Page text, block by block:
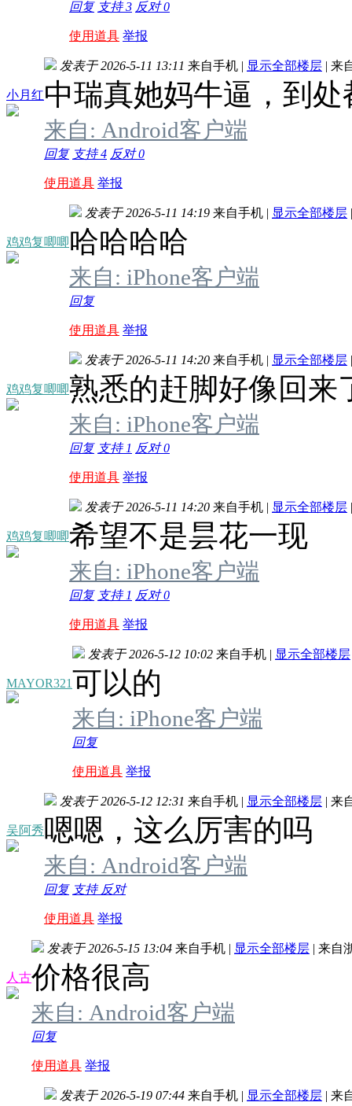
回复 支持3 反对0
使用道具 举报
小月红
发表于 2026-5-11 13:11 来自手机 | 显示全部楼层 | 来
中瑞真她妈牛逼，到
来自: Android客户端
回复 支持4 反对0
使用道具 举报
鸡鸡复唧唧
发表于 2026-5-11 14:19 来自手机 | 显示全部楼层 |
哈哈哈哈
来自: iPhone客户端
回复
使用道具 举报
鸡鸡复唧唧
发表于 2026-5-11 14:20 来自手机 | 显示全部楼层 |
熟悉的赶脚好像回来
来自: iPhone客户端
回复 支持 1 反对0
使用道具 举报
鸡鸡复唧唧
发表于 2026-5-11 14:20 来自手机 | 显示全部楼层 |
希望不是昙花一现
来自: iPhone客户端
回复 支持 1 反对0
使用道具 举报
MAYOR321
发表于 2026-5-12 10:02 来自手机 | 显示全部楼层
可以的
来自: iPhone客户端
回复
使用道具 举报
吴阿秀
发表于 2026-5-12 12:31 来自手机 | 显示全部楼层 | 来
嗯嗯，这么厉害的吗
来自: Android客户端
回复 支持 反对
使用道具 举报
人古
发表于 2026-5-15 13:04 来自手机 | 显示全部楼层 | 来自
价格很高
来自: Android客户端
回复
使用道具 举报
发表于 2026-5-19 07:44 来自手机 | 显示全部楼层 | 来